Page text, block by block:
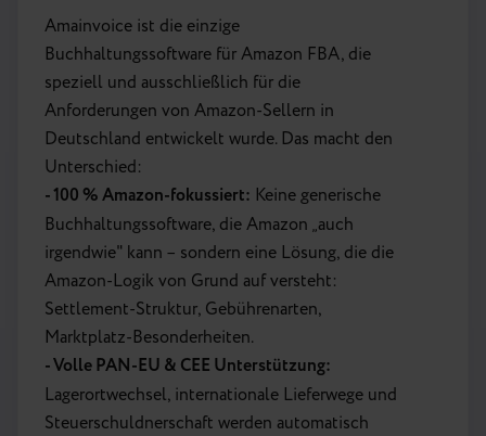
Amainvoice ist die einzige
Buchhaltungssoftware für Amazon FBA, die
speziell und ausschließlich für die
Anforderungen von Amazon-Sellern in
Deutschland entwickelt wurde. Das macht den
Unterschied:
-100 % Amazon-fokussiert: Keine generische
Buchhaltungssoftware, die Amazon „auch
irgendwie" kann – sondern eine Lösung, die die
Amazon-Logik von Grund auf versteht:
Settlement-Struktur, Gebührenarten,
Marktplatz-Besonderheiten.
-Volle PAN-EU & CEE Unterstützung:
Lagerortwechsel, internationale Lieferwege und
Steuerschuldnerschaft werden automatisch